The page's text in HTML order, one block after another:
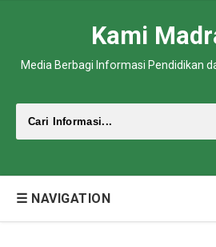
Kami
Media Berbagi Informasi Pendidikan
☰ NAVIGATION